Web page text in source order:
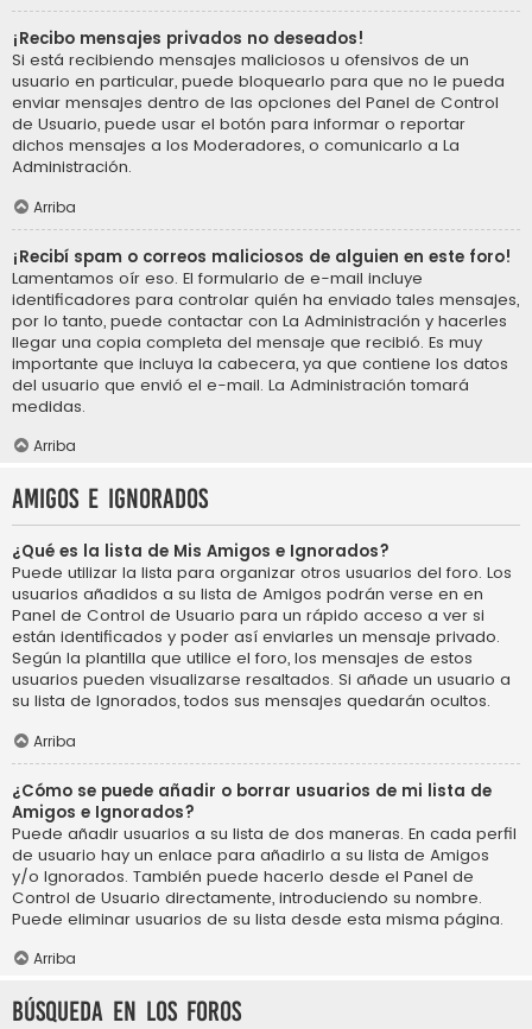
¡Recibo mensajes privados no deseados!
Si está recibiendo mensajes maliciosos u ofensivos de un
usuario en particular, puede bloquearlo para que no le pueda
enviar mensajes dentro de las opciones del Panel de Control
de Usuario, puede usar el botón para informar o reportar
dichos mensajes a los Moderadores, o comunicarlo a La
Administración.
Arriba
¡Recibí spam o correos maliciosos de alguien en este foro!
Lamentamos oír eso. El formulario de e-mail incluye
identificadores para controlar quién ha enviado tales mensajes,
por lo tanto, puede contactar con La Administración y hacerles
llegar una copia completa del mensaje que recibió. Es muy
importante que incluya la cabecera, ya que contiene los datos
del usuario que envió el e-mail. La Administración tomará
medidas.
Arriba
Amigos e Ignorados
¿Qué es la lista de Mis Amigos e Ignorados?
Puede utilizar la lista para organizar otros usuarios del foro. Los
usuarios añadidos a su lista de Amigos podrán verse en en
Panel de Control de Usuario para un rápido acceso a ver si
están identificados y poder así enviarles un mensaje privado.
Según la plantilla que utilice el foro, los mensajes de estos
usuarios pueden visualizarse resaltados. Si añade un usuario a
su lista de Ignorados, todos sus mensajes quedarán ocultos.
Arriba
¿Cómo se puede añadir o borrar usuarios de mi lista de
Amigos e Ignorados?
Puede añadir usuarios a su lista de dos maneras. En cada perfil
de usuario hay un enlace para añadirlo a su lista de Amigos
y/o Ignorados. También puede hacerlo desde el Panel de
Control de Usuario directamente, introduciendo su nombre.
Puede eliminar usuarios de su lista desde esta misma página.
Arriba
Búsqueda en los foros